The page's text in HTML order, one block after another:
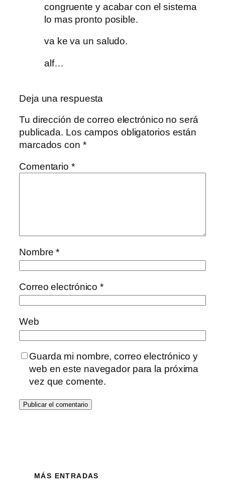
congruente y acabar con el sistema
lo mas pronto posible.
va ke va un saludo.
alf…
Deja una respuesta
Tu dirección de correo electrónico no será
publicada. Los campos obligatorios están
marcados con *
Comentario *
Nombre*
Correo electrónico*
Web
Guarda mi nombre, correo electrónico y
web en este navegador para la próxima
vez que comente.
MÁS ENTRADAS